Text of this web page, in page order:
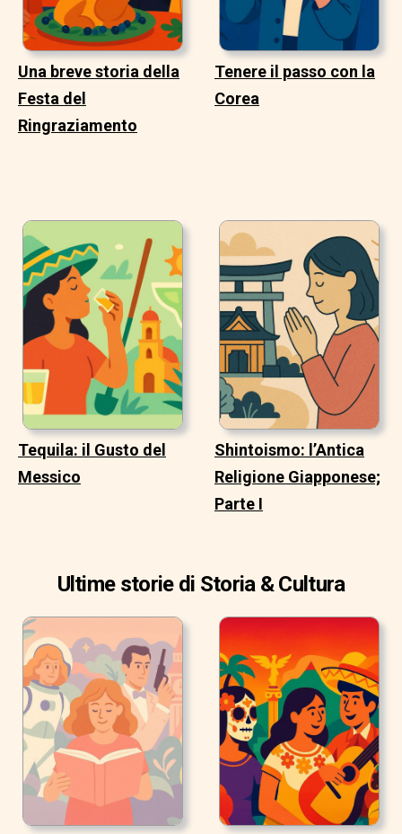
Una breve storia della
Festa del
Ringraziamento
Tenere il passo con la
Corea
Tequila: il Gusto del
Messico
Shintoismo: l’Antica
Religione Giapponese;
Parte I
Ultime storie di Storia & Cultura